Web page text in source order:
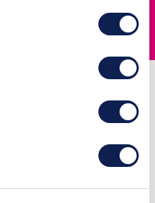
cijfer stickers met uw eigen
eenvoudig online bestellen.
formaat van 24 cm hoog bij
45 cm breed zodat deze
altijd prefect op de kliko